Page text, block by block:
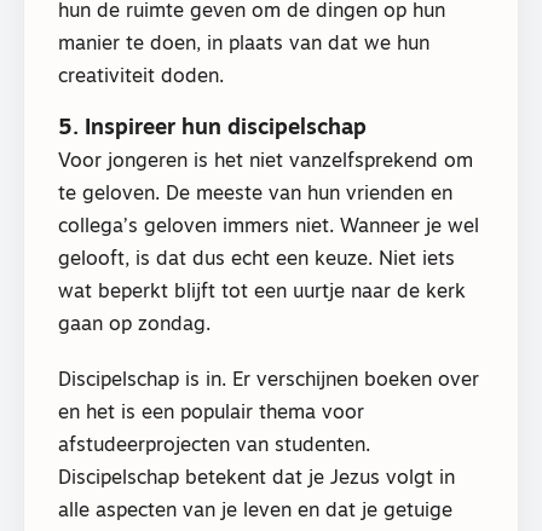
hun de ruimte geven om de dingen op hun
manier te doen, in plaats van dat we hun
creativiteit doden.
5. Inspireer hun discipelschap
Voor jongeren is het niet vanzelfsprekend om
te geloven. De meeste van hun vrienden en
collega’s geloven immers niet. Wanneer je wel
gelooft, is dat dus echt een keuze. Niet iets
wat beperkt blijft tot een uurtje naar de kerk
gaan op zondag.
Discipelschap is in. Er verschijnen boeken over
en het is een populair thema voor
afstudeerprojecten van studenten.
Discipelschap betekent dat je Jezus volgt in
alle aspecten van je leven en dat je getuige